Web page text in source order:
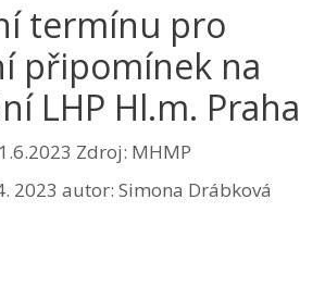
termínu pro
připomínek na
LHP Hl.m. Praha
Zdroj: MHMP
2023 autor: Simona Drábková